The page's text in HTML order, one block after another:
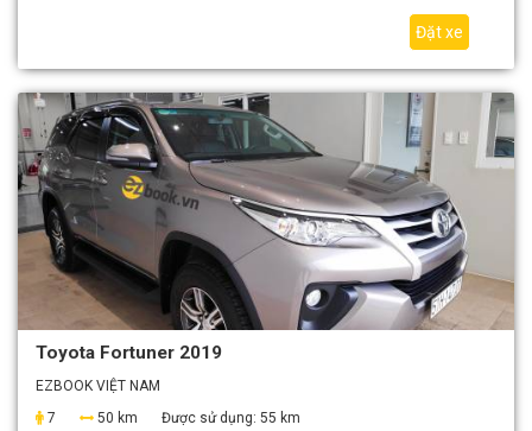
Đặt xe
Toyota Fortuner 2019
EZBOOK VIỆT NAM
7
50 km Được sử dụng: 55 km